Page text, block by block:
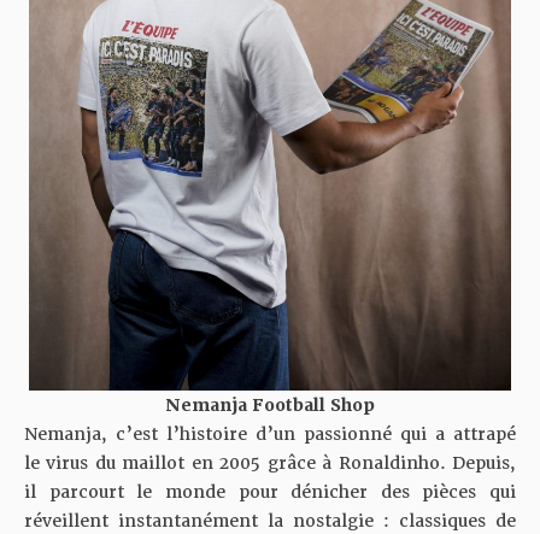
Nemanja Football Shop
Nemanja, c’est l’histoire d’un passionné qui a attrapé
le virus du maillot en 2005 grâce à Ronaldinho. Depuis,
il parcourt le monde pour dénicher des pièces qui
réveillent instantanément la nostalgie : classiques de